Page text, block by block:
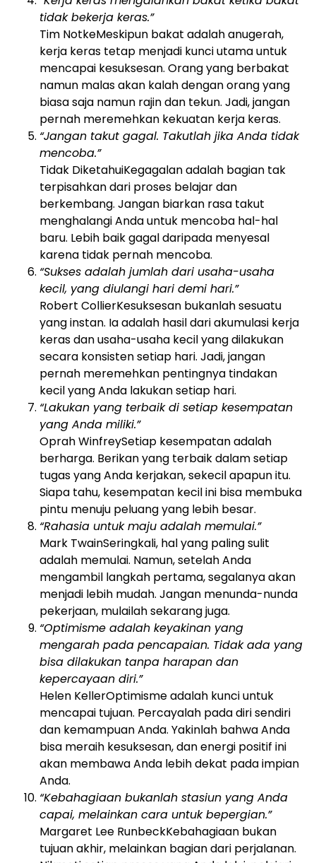
tidak bekerja keras.”
Tim NotkeMeskipun bakat adalah anugerah,
kerja keras tetap menjadi kunci utama untuk
mencapai kesuksesan. Orang yang berbakat
namun malas akan kalah dengan orang yang
biasa saja namun rajin dan tekun. Jadi, jangan
pernah meremehkan kekuatan kerja keras.
“Jangan takut gagal. Takutlah jika Anda tidak
mencoba.”
Tidak DiketahuiKegagalan adalah bagian tak
terpisahkan dari proses belajar dan
berkembang. Jangan biarkan rasa takut
menghalangi Anda untuk mencoba hal-hal
baru. Lebih baik gagal daripada menyesal
karena tidak pernah mencoba.
“Sukses adalah jumlah dari usaha-usaha
kecil, yang diulangi hari demi hari.”
Robert CollierKesuksesan bukanlah sesuatu
yang instan. Ia adalah hasil dari akumulasi kerja
keras dan usaha-usaha kecil yang dilakukan
secara konsisten setiap hari. Jadi, jangan
pernah meremehkan pentingnya tindakan
kecil yang Anda lakukan setiap hari.
“Lakukan yang terbaik di setiap kesempatan
yang Anda miliki.”
Oprah WinfreySetiap kesempatan adalah
berharga. Berikan yang terbaik dalam setiap
tugas yang Anda kerjakan, sekecil apapun itu.
Siapa tahu, kesempatan kecil ini bisa membuka
pintu menuju peluang yang lebih besar.
“Rahasia untuk maju adalah memulai.”
Mark TwainSeringkali, hal yang paling sulit
adalah memulai. Namun, setelah Anda
mengambil langkah pertama, segalanya akan
menjadi lebih mudah. Jangan menunda-nunda
pekerjaan, mulailah sekarang juga.
“Optimisme adalah keyakinan yang
mengarah pada pencapaian. Tidak ada yang
bisa dilakukan tanpa harapan dan
kepercayaan diri.”
Helen KellerOptimisme adalah kunci untuk
mencapai tujuan. Percayalah pada diri sendiri
dan kemampuan Anda. Yakinlah bahwa Anda
bisa meraih kesuksesan, dan energi positif ini
akan membawa Anda lebih dekat pada impian
Anda.
“Kebahagiaan bukanlah stasiun yang Anda
capai, melainkan cara untuk bepergian.”
Margaret Lee RunbeckKebahagiaan bukan
tujuan akhir, melainkan bagian dari perjalanan.